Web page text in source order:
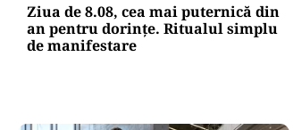
Ziua de 8.08, cea mai puternică din
an pentru dorințe. Ritualul simplu
de manifestare